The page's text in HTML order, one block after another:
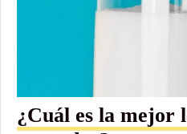
¿Cuál es la mejor